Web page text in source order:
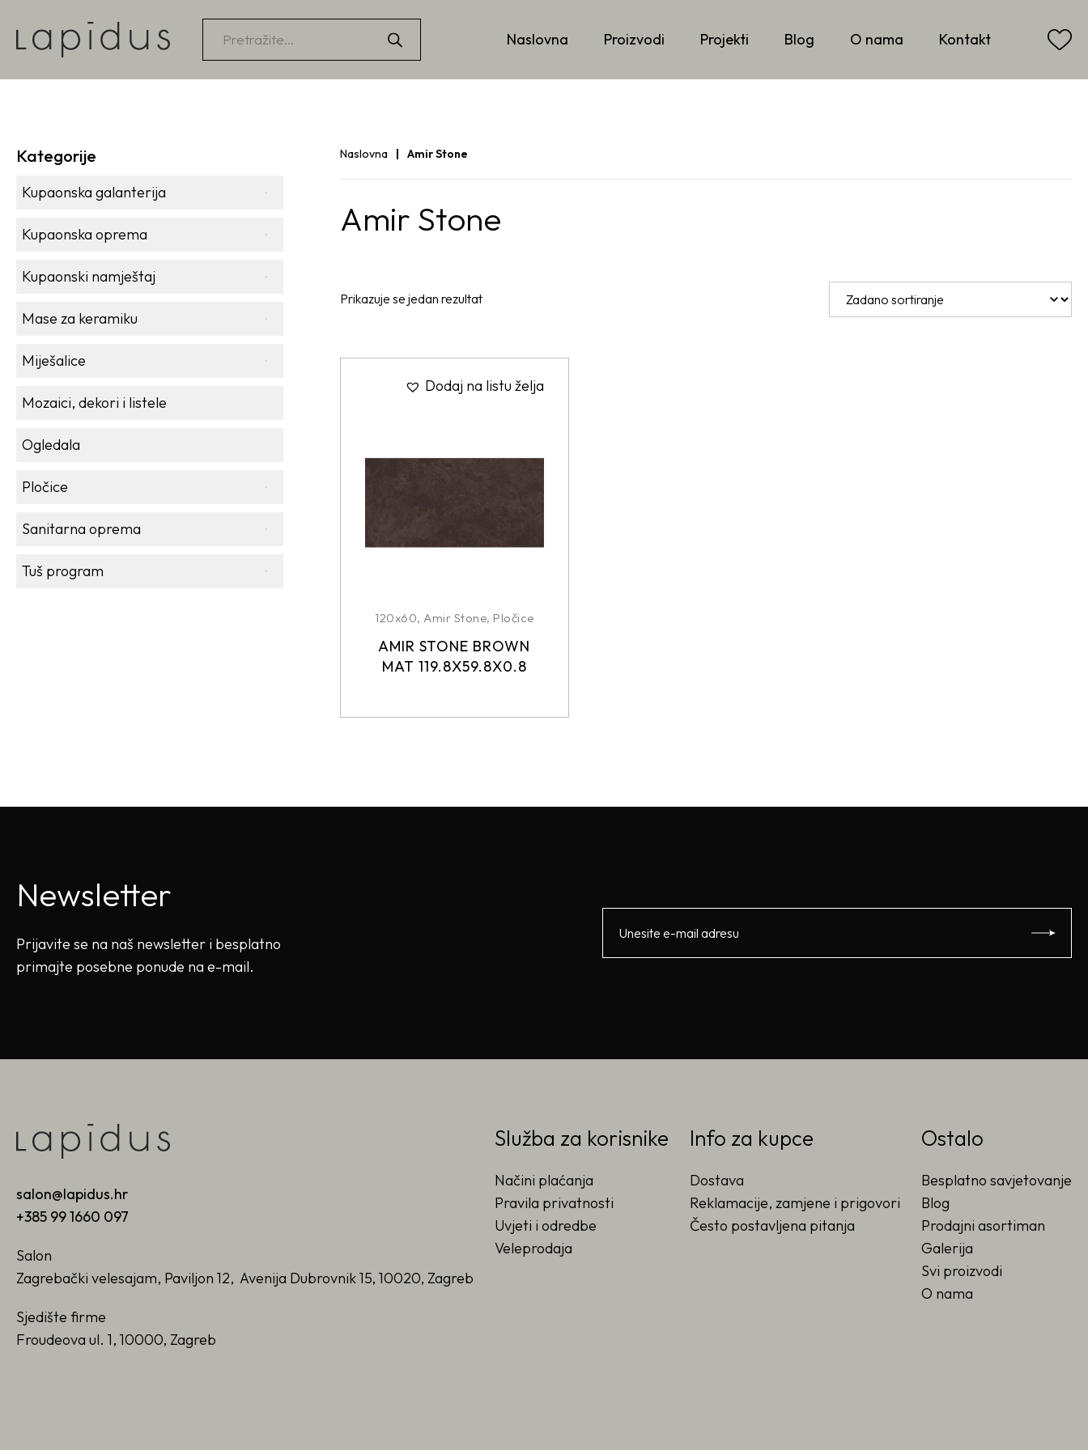
Products
search
Naslovna Proizvodi Projekti Blog O nama Kontakt
Kategorije
Kupaonska galanterija
Kupaonska oprema
Kupaonski namještaj
Mase za keramiku
Miješalice
Mozaici, dekori i listele
Ogledala
Pločice
Sanitarna oprema
Tuš program
Naslovna Amir Stone
Amir Stone
Prikazuje se jedan rezultat
Dodaj na listu želja
120x60, Amir Stone, Pločice
AMIR STONE BROWN
MAT 119.8X59.8X0.8
Newsletter
Prijavite se na naš newsletter i besplatno
primajte posebne ponude na e-mail.
salon@lapidus.hr
+385 99 1660 097
Salon
Zagrebački velesajam, Paviljon 12, Avenija Dubrovnik 15, 10020, Zagreb
Sjedište firme
Froudeova ul. 1, 10000, Zagreb
Služba za korisnike
Načini plaćanja
Pravila privatnosti
Uvjeti i odredbe
Veleprodaja
Info za kupce
Dostava
Reklamacije, zamjene i prigovori
Često postavljena pitanja
Ostalo
Besplatno savjetovanje
Blog
Prodajni asortiman
Galerija
Svi proizvodi
O nama